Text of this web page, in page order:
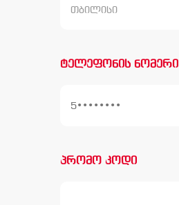
თბილისი
ტელეფონის ნომერი
პრომო კოდი